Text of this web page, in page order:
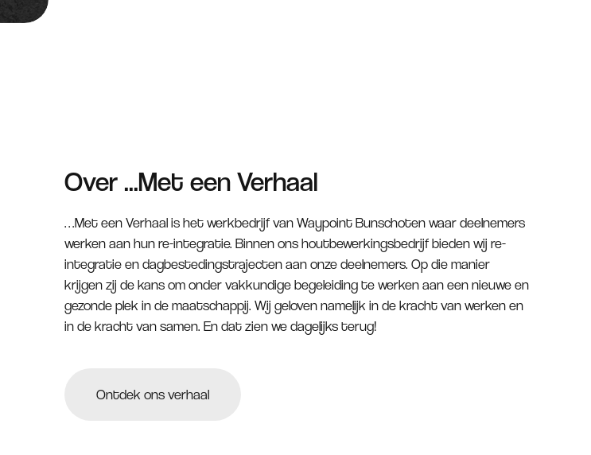
Over ...Met een Verhaal
…Met een Verhaal is het werkbedrijf van Waypoint Bunschoten waar deelnemers
werken aan hun re-integratie. Binnen ons houtbewerkingsbedrijf bieden wij re-
integratie en dagbestedingstrajecten aan onze deelnemers. Op die manier
krijgen zij de kans om onder vakkundige begeleiding te werken aan een nieuwe en
gezonde plek in de maatschappij. Wij geloven namelijk in de kracht van werken en
in de kracht van samen. En dat zien we dagelijks terug!
Ontdek ons verhaal